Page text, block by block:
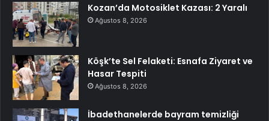
Kozan’da Motosiklet Kazası: 2 Yaralı
Ağustos 8, 2026
Köşk’te Sel Felaketi: Esnafa Ziyaret ve
Hasar Tespiti
Ağustos 8, 2026
İbadethanelerde bayram temizliği